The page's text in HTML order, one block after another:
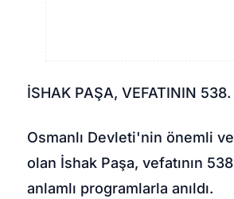
İSHAK PAŞA, VEFATININ
Osmanlı Devleti'nin önemli
olan İshak Paşa, vefatının
anlamlı programlarla anıldı.